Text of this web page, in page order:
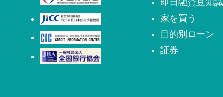
日本信用情報機構(JICC)
株式会社シー・アイ・シー
日本社団法人全国銀行協会
即日融資豆知識
家を買う
目的別ローン
証券